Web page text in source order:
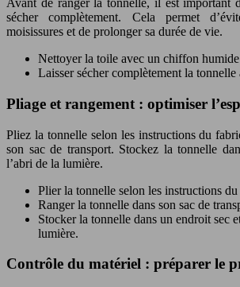
Avant de ranger la tonnelle, il est important
sécher complètement. Cela permet
moisissures et de prolonger sa durée de vie.
Nettoyer la toile avec un chiffon
Laisser sécher complètement la tonnelle
Pliage et rangement : optimiser
Pliez la tonnelle selon les instructions du
son sac de transport. Stockez la tonnelle
l’abri de la lumière.
Plier la tonnelle selon les instructions
Ranger la tonnelle dans son sac de
Stocker la tonnelle dans un endroit sec
lumière.
Contrôle du matériel : préparer le